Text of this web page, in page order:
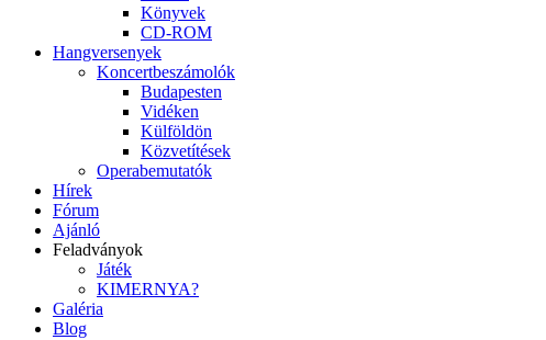
Könyvek
CD-ROM
Hangversenyek
Koncertbeszámolók
Budapesten
Vidéken
Külföldön
Közvetítések
Operabemutatók
Hírek
Fórum
Ajánló
Feladványok
Játék
KIMERNYA?
Galéria
Blog